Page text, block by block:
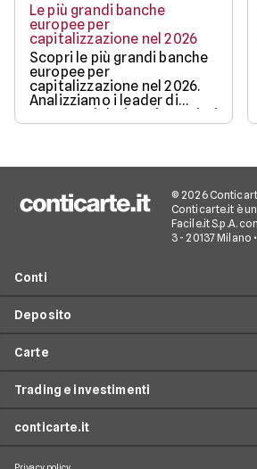
Le più grandi banche
europee per
capitalizzazione nel 2026
Scopri le più grandi banche
europee per
capitalizzazione nel 2026.
Analizziamo i leader di
mercato, i dati aggiornati e i
fattori chiave che guidano il
© 2026
Conticarte.it è
Facile.it S.p.A.
3 - 20137 Milano
Conti
Conto corrente
Migliori conti correnti
Conti correnti a zero spese
Deposito
Migliori conti deposito
Conti deposito non vincolati
Carte
Confronta carte
Migliori carte di credito
Trading e investimenti
Migliori piattaforme di trading
conticarte.it